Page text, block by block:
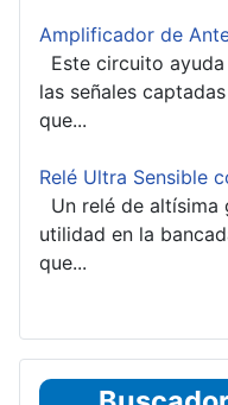
Amplificador de
Este circuito
las señales
que...
Relé Ultra Sensible
Un relé de altísima
utilidad en la
que...